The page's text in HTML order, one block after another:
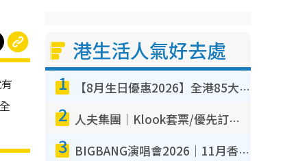
港生活人氣好去處
1 【8月生日優惠2026】全港85大食買玩著數攻略 自助餐/火鍋放題同行免費＋誠品/DONKI送現金券
2 人夫集團｜Klook套票/優先訂票/公開發售搶飛攻略！附票價.購票連結.場地座位表
3 BIGBANG演唱會2026｜11月香港啟德開3場！實名制VIP申請、優先購票攻略